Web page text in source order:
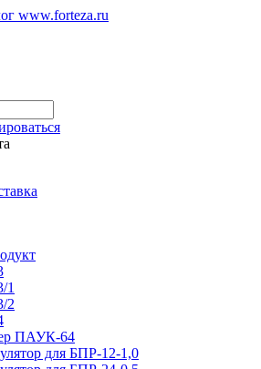
www.forteza.ru
1
2
ПАУК-64
для БПР-12-1,0